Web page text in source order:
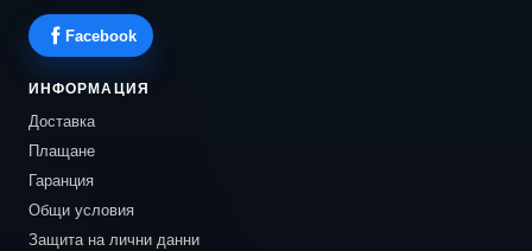
Facebook
ИНФОРМАЦИЯ
Доставка
Плащане
Гаранция
Общи условия
Защита на лични данни